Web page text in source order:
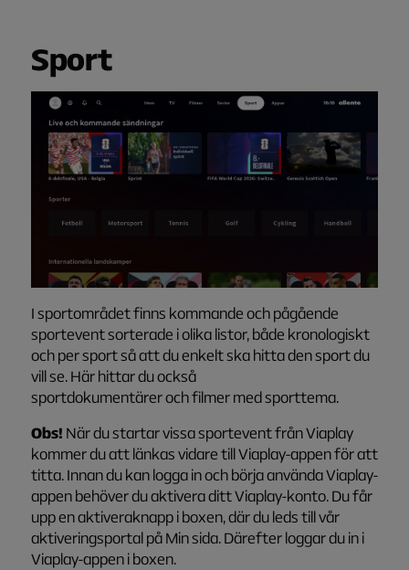
Sport
I sportområdet finns kommande och pågående
sportevent sorterade i olika listor, både kronologiskt
och per sport så att du enkelt ska hitta den sport du
vill se. Här hittar du också
sportdokumentärer och filmer med sporttema.
Obs! När du startar vissa sportevent från Viaplay
kommer du att länkas vidare till Viaplay-appen för att
titta. Innan du kan logga in och börja använda Viaplay-
appen behöver du aktivera ditt Viaplay-konto. Du får
upp en aktiveraknapp i boxen, där du leds till vår
aktiveringsportal på Min sida. Därefter loggar du in i
Viaplay-appen i boxen.